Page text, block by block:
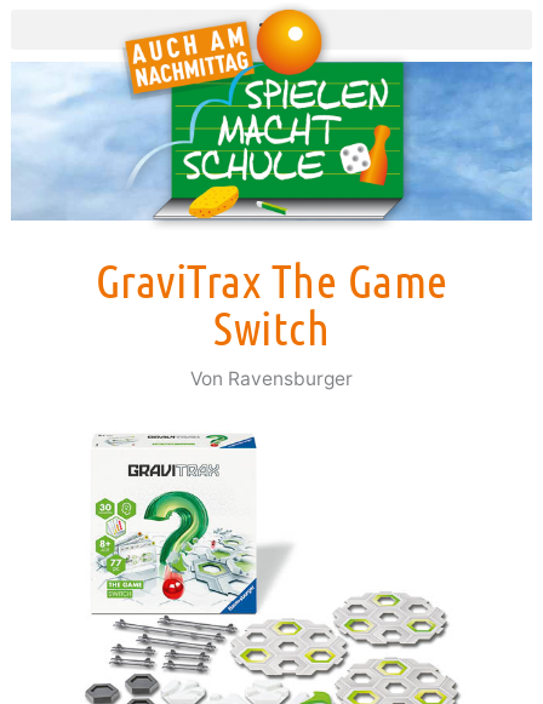
GraviTrax The Game
Switch
Von Ravensburger